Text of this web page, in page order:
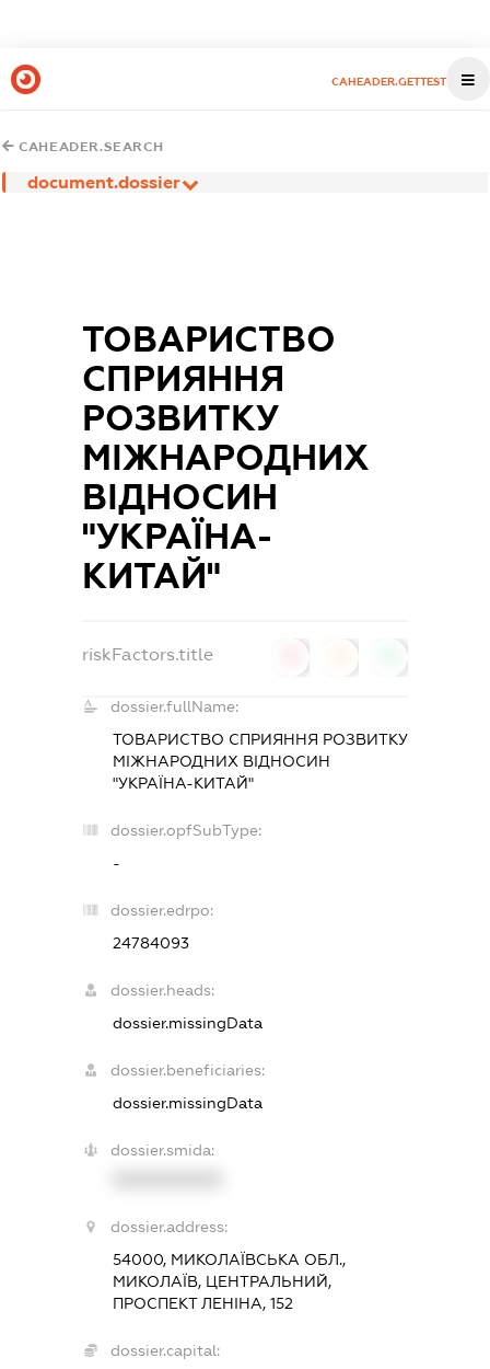
CAHEADER.GETTEST
CAHEADER.SEARCH
document.dossier
ТОВАРИСТВО
СПРИЯННЯ
РОЗВИТКУ
МІЖНАРОДНИХ
ВІДНОСИН
"УКРАЇНА-
КИТАЙ"
riskFactors.title
dossier.fullName:
ТОВАРИСТВО СПРИЯННЯ РОЗВИТКУ
МІЖНАРОДНИХ ВІДНОСИН
"УКРАЇНА-КИТАЙ"
dossier.opfSubType:
-
dossier.edrpo:
24784093
dossier.heads:
dossier.missingData
dossier.beneficiaries:
dossier.missingData
dossier.smida:
dossier.address:
54000, МИКОЛАЇВСЬКА ОБЛ.,
МИКОЛАЇВ, ЦЕНТРАЛЬНИЙ,
ПРОСПЕКТ ЛЕНІНА, 152
dossier.capital: